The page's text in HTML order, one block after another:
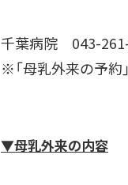
千葉病院 043-261-
※「母乳外来の予約
▼母乳外来の内容